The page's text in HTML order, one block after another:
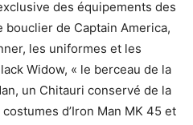
des équipements des
bouclier de Captain America,
les uniformes et les
Widow, « le berceau de la
un Chitauri conservé de la
d’Iron Man MK 45 et